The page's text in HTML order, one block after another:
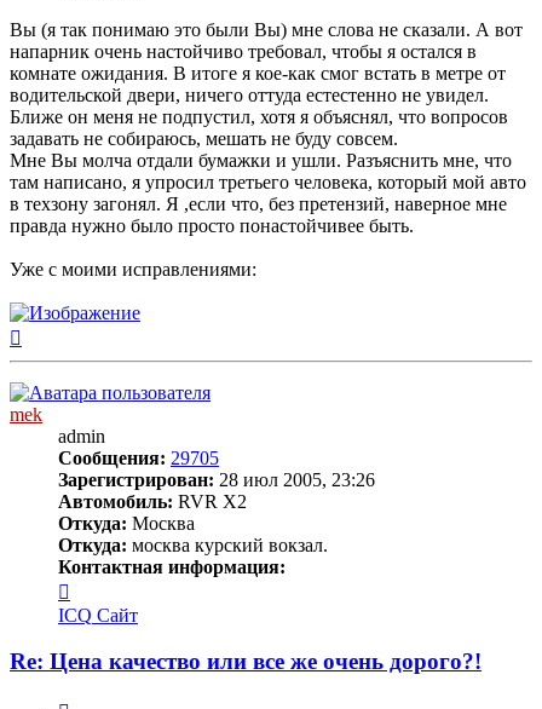
Вы (я так понимаю это были Вы) мне слова не сказали. А вот
напарник очень настойчиво требовал, чтобы я остался в
комнате ожидания. В итоге я кое-как смог встать в метре от
водительской двери, ничего оттуда естестенно не увидел.
Ближе он меня не подпустил, хотя я объяснял, что вопросов
задавать не собираюсь, мешать не буду совсем.
Мне Вы молча отдали бумажки и ушли. Разъяснить мне, что
там написано, я упросил третьего человека, который мой авто
в техзону загонял. Я ,если что, без претензий, наверное мне
правда нужно было просто понастойчивее быть.
Уже с моими исправлениями:
mek
admin
Сообщения: 29705
Зарегистрирован: 28 июл 2005, 23:26
Автомобиль: RVR X2
Откуда: Москва
Откуда: москва курский вокзал.
Контактная информация:
информация
пользователя
ICQ Сайт
Re: Цена качество или все же очень дорого?!